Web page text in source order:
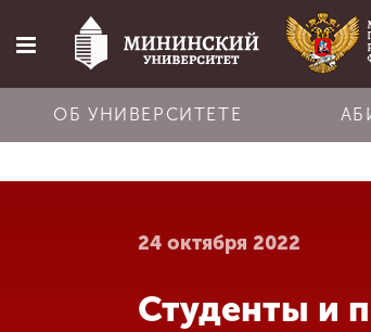
Главная
Об университете
Абитуриенту
ОБ УНИВЕРСИТЕТЕ
24 октября 2022
Студенты и